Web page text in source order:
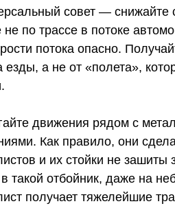
совет — снижайте
не по трассе в потоке
потока опасно.
езды, а не от «полета»,
движения рядом с
Как правило, они
и их стойки не
такой отбойник, даже на
получает тяжелейшие